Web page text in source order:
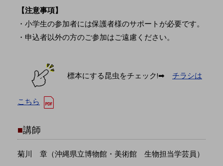
【注意事項】
・小学生の参加者には保護者様のサポートが必要です。
・申込者以外の方のご参加はご遠慮ください。
標本にする昆虫をチェック!➡ チラシは
こちら
■講師
菊川 章（沖縄県立博物館・美術館 生物担当学芸員）